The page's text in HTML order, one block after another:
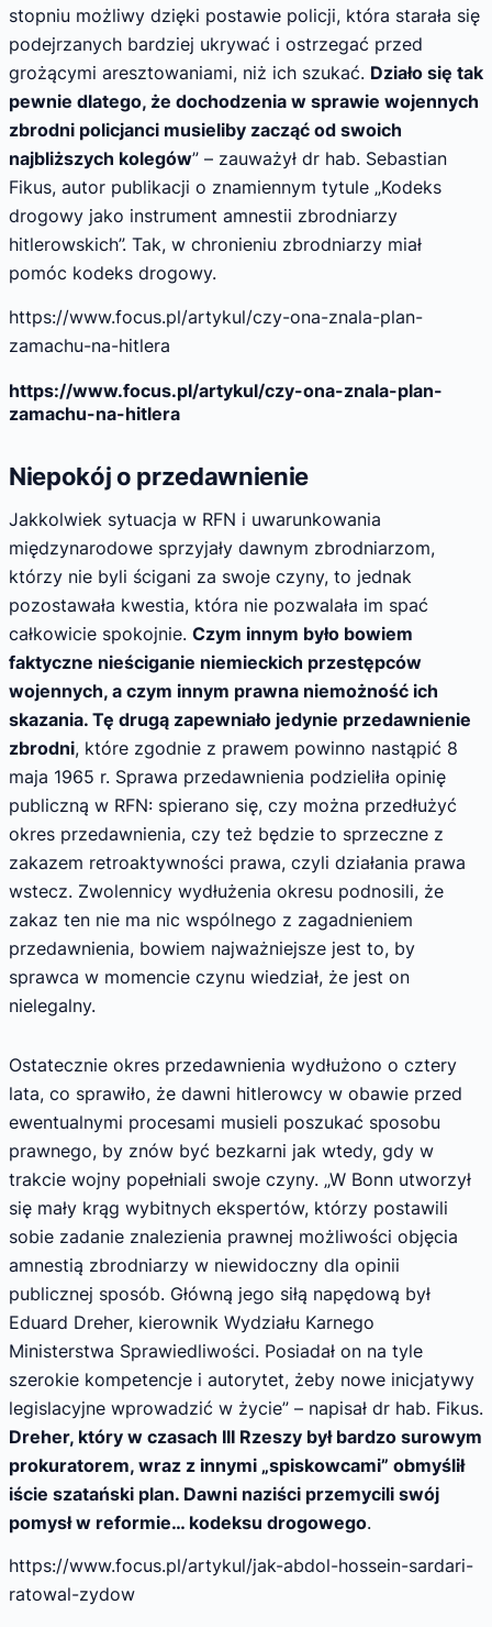
stopniu możliwy dzięki postawie policji, która starała się
podejrzanych bardziej ukrywać i ostrzegać przed
grożącymi aresztowaniami, niż ich szukać. Działo się tak
pewnie dlatego, że dochodzenia w sprawie wojennych
zbrodni policjanci musieliby zacząć od swoich
najbliższych kolegów” – zauważył dr hab. Sebastian
Fikus, autor publikacji o znamiennym tytule „Kodeks
drogowy jako instrument amnestii zbrodniarzy
hitlerowskich”. Tak, w chronieniu zbrodniarzy miał
pomóc kodeks drogowy.
https://www.focus.pl/artykul/czy-ona-znala-plan-
zamachu-na-hitlera
https://www.focus.pl/artykul/czy-ona-znala-plan-
zamachu-na-hitlera
Niepokój o przedawnienie
Jakkolwiek sytuacja w RFN i uwarunkowania
międzynarodowe sprzyjały dawnym zbrodniarzom,
którzy nie byli ścigani za swoje czyny, to jednak
pozostawała kwestia, która nie pozwalała im spać
całkowicie spokojnie. Czym innym było bowiem
faktyczne nieściganie niemieckich przestępców
wojennych, a czym innym prawna niemożność ich
skazania. Tę drugą zapewniało jedynie przedawnienie
zbrodni, które zgodnie z prawem powinno nastąpić 8
maja 1965 r. Sprawa przedawnienia podzieliła opinię
publiczną w RFN: spierano się, czy można przedłużyć
okres przedawnienia, czy też będzie to sprzeczne z
zakazem retroaktywności prawa, czyli działania prawa
wstecz. Zwolennicy wydłużenia okresu podnosili, że
zakaz ten nie ma nic wspólnego z zagadnieniem
przedawnienia, bowiem najważniejsze jest to, by
sprawca w momencie czynu wiedział, że jest on
nielegalny.
Ostatecznie okres przedawnienia wydłużono o cztery
lata, co sprawiło, że dawni hitlerowcy w obawie przed
ewentualnymi procesami musieli poszukać sposobu
prawnego, by znów być bezkarni jak wtedy, gdy w
trakcie wojny popełniali swoje czyny. „W Bonn utworzył
się mały krąg wybitnych ekspertów, którzy postawili
sobie zadanie znalezienia prawnej możliwości objęcia
amnestią zbrodniarzy w niewidoczny dla opinii
publicznej sposób. Główną jego siłą napędową był
Eduard Dreher, kierownik Wydziału Karnego
Ministerstwa Sprawiedliwości. Posiadał on na tyle
szerokie kompetencje i autorytet, żeby nowe inicjatywy
legislacyjne wprowadzić w życie” – napisał dr hab. Fikus.
Dreher, który w czasach III Rzeszy był bardzo surowym
prokuratorem, wraz z innymi „spiskowcami” obmyślił
iście szatański plan. Dawni naziści przemycili swój
pomysł w reformie… kodeksu drogowego.
https://www.focus.pl/artykul/jak-abdol-hossein-sardari-
ratowal-zydow